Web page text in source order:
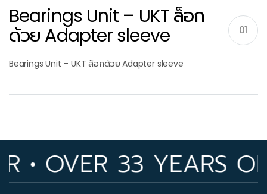
Bearings Unit – UKT ล็อก
ด้วย Adapter sleeve 01
Bearings Unit – UKT ล็อกด้วย Adapter sleeve
OVER 33 YEARS OF